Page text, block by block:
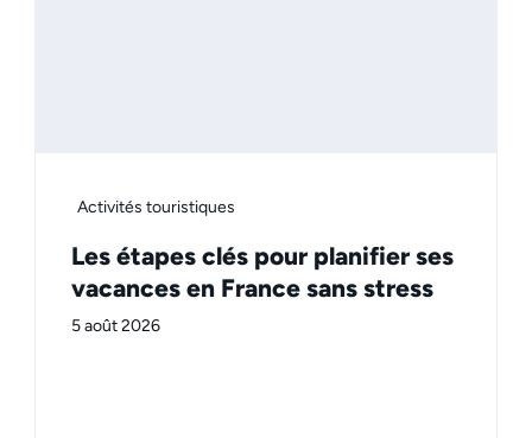
Activités touristiques
Les étapes clés pour planifier ses
vacances en France sans stress
5 août 2026